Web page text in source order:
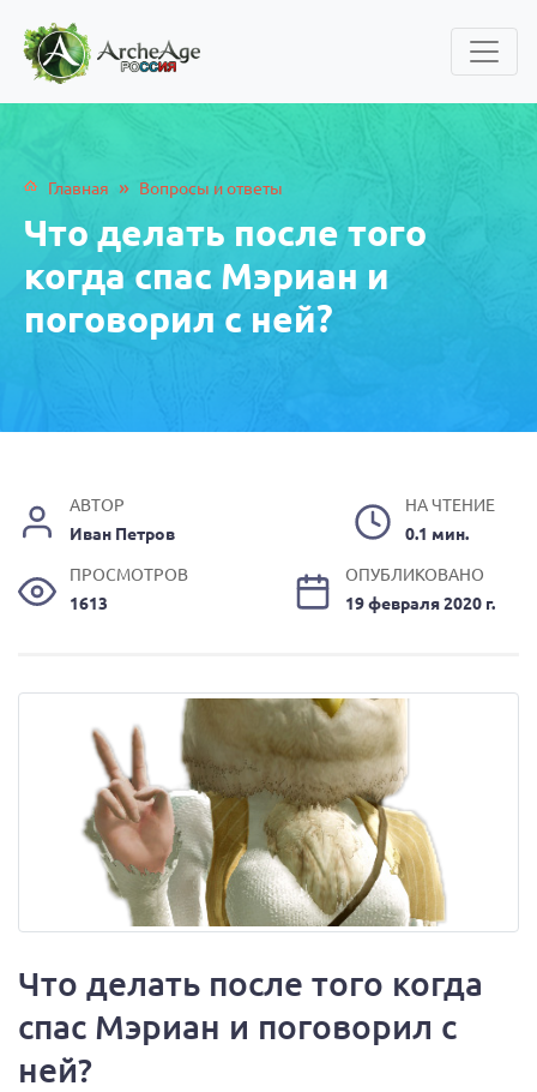
Главная » Вопросы и ответы
Что делать после того
когда спас Мэриан и
поговорил с ней?
АВТОР
Иван Петров
НА ЧТЕНИЕ
0.1 мин.
ПРОСМОТРОВ
1613
ОПУБЛИКОВАНО
19 февраля 2020 г.
Что делать после того когда
спас Мэриан и поговорил с
ней?